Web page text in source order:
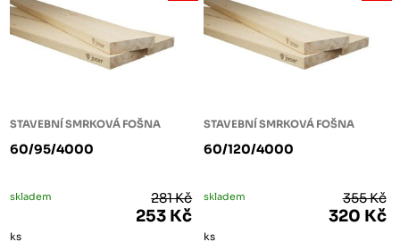
STAVEBNÍ SMRKOVÁ FOŠNA
60/95/4000
skladem 281 Kč
253 Kč
ks
STAVEBNÍ SMRKOVÁ FOŠNA
60/120/4000
skladem 355 Kč
320 Kč
ks